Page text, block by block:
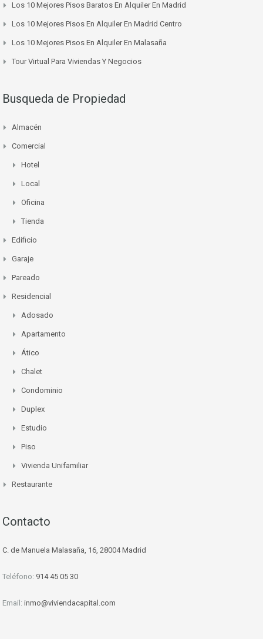
Los 10 Mejores Pisos Baratos En Alquiler En Madrid
Los 10 Mejores Pisos En Alquiler En Madrid Centro
Los 10 Mejores Pisos En Alquiler En Malasaña
Tour Virtual Para Viviendas Y Negocios
Busqueda de Propiedad
Almacén
Comercial
Hotel
Local
Oficina
Tienda
Edificio
Garaje
Pareado
Residencial
Adosado
Apartamento
Ático
Chalet
Condominio
Duplex
Estudio
Piso
Vivienda Unifamiliar
Restaurante
Contacto
C. de Manuela Malasaña, 16, 28004 Madrid
Teléfono: 914 45 05 30
Email: inmo@viviendacapital.com